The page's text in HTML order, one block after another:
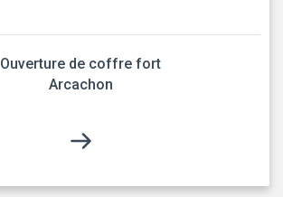
Ouverture de coffre fort
Arcachon